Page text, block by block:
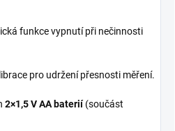
funkce vypnutí při nečinnosti
pro udržení přesnosti měření.
2×1,5 V AA baterií(součást